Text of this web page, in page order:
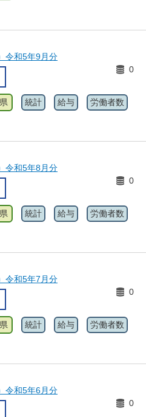
令和5年9月分
0
統計 給与 労働者数
令和5年8月分
0
統計 給与 労働者数
令和5年7月分
0
統計 給与 労働者数
令和5年6月分
0